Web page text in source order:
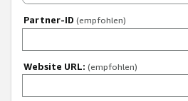
Partner-ID (empfohlen)
Website URL: (empfohlen)